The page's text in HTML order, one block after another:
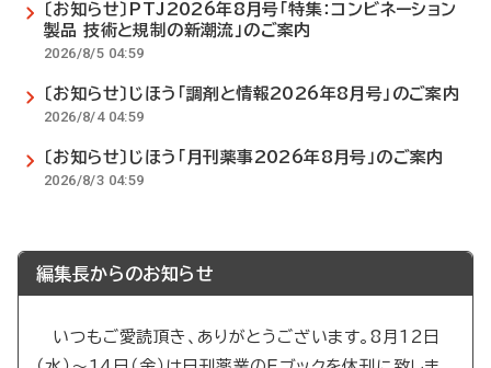
〔お知らせ〕PTJ2026年8月号「特集：コンビネーション
製品 技術と規制の新潮流」のご案内
2026/8/5 04:59
〔お知らせ〕じほう「調剤と情報2026年8月号」のご案内
2026/8/4 04:59
〔お知らせ〕じほう「月刊薬事2026年8月号」のご案内
2026/8/3 04:59
編集長からのお知らせ
いつもご愛読頂き、ありがとうございます。8月12日